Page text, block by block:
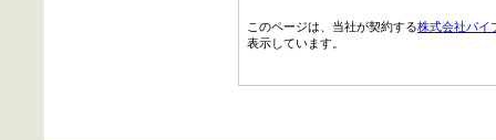
このページは、当社が契約する株式会社パイ
表示しています。